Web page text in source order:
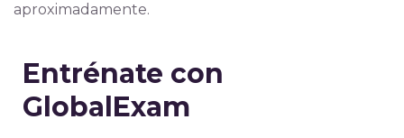
aproximadamente.
Entrénate con
GlobalExam